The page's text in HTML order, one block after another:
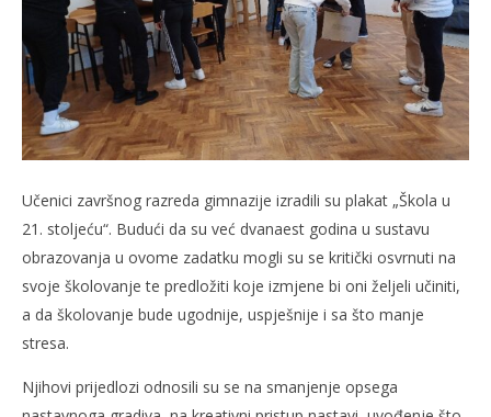
Učenici završnog razreda gimnazije izradili su plakat „Škola u
21. stoljeću“. Budući da su već dvanaest godina u sustavu
obrazovanja u ovome zadatku mogli su se kritički osvrnuti na
svoje školovanje te predložiti koje izmjene bi oni željeli učiniti,
a da školovanje bude ugodnije, uspješnije i sa što manje
stresa.
Njihovi prijedlozi odnosili su se na smanjenje opsega